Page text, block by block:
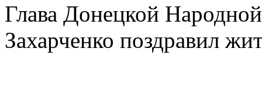
Глава Донецкой
Захарченко поздравил